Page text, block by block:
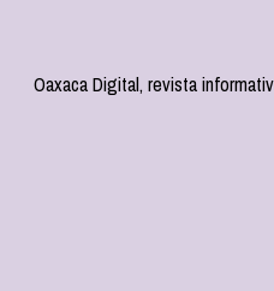
Oaxaca Digital, revista